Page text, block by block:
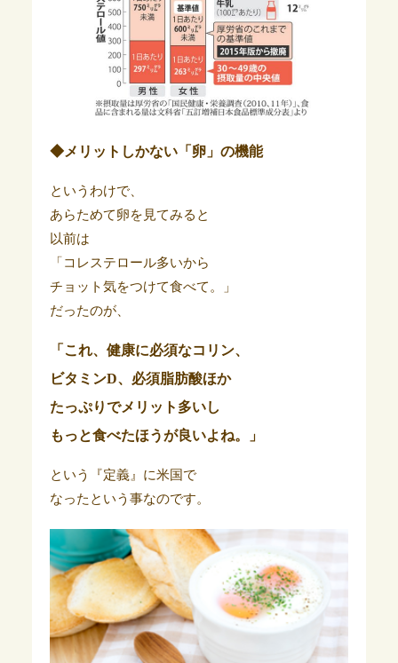
◆メリットしかない「卵」の機能
というわけで、
あらためて卵を見てみると
以前は
「コレステロール多いから
チョット気をつけて食べて。」
だったのが、
「これ、健康に必須なコリン、
ビタミンD、必須脂肪酸ほか
たっぷりでメリット多いし
もっと食べたほうが良いよね。」
という『定義』に米国で
なったという事なのです。